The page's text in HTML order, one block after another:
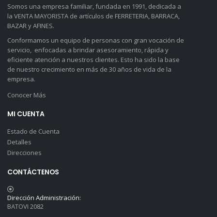
Somos una empresa familiar, fundada en 1991, dedicada a
la VENTA MAYORISTA de artículos de FERRETERIA, BARRACA,
BAZAR y AFINES.
Conformamos un equipo de personas con gran vocación de
servicio, enfocadas a brindar asesoramiento, rápida y
eficiente atención a nuestros clientes. Esto ha sido la base
de nuestro crecimiento en más de 30 años de vida de la
empresa.
Conocer Más
MI CUENTA
Estado de Cuenta
Detalles
Direcciones
CONTÁCTENOS
Dirección Administración:
BATOVI 2082